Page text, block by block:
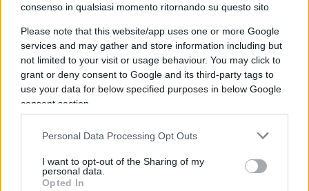
consenso in qualsiasi momento ritornando su questo sito
Please note that this website/app uses one or more Google
services and may gather and store information including but
not limited to your visit or usage behaviour. You may click to
grant or deny consent to Google and its third-party tags to
use your data for below specified purposes in below Google
consent section.
Personal Data Processing Opt Outs
I want to opt-out of the Sharing of my
personal data.
Opted In
Döme
Inginocchiati davanti a una bandiera di Hamas? Ma non
hanno un minimo di ritegno, voglio vedere una foto dove
sono inginocchiati davanti alla mia bandiera x le vittime del
terremoto di Aquila, Amatrice e tutti gli altri paesi,
licenziamento in tronco, senza divisa fai ciò che vuoi con,
Rispondi